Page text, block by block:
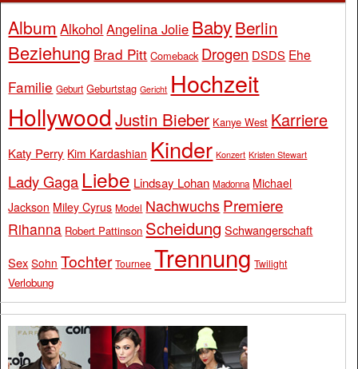
Album Alkohol Angelina Jolie BabyBerlin
Beziehung Brad Pitt Comeback Drogen DSDS Ehe
Familie Geburt Geburtstag Gericht Hochzeit
Hollywood Justin Bieber Kanye West Karriere
Katy Perry Kim Kardashian Kinder Konzert Kristen Stewart
Lady Gaga Liebe Lindsay Lohan Madonna Michael
Jackson Miley Cyrus Model Nachwuchs Premiere
Rihanna Robert Pattinson Scheidung Schwangerschaft
Sex Sohn Tochter Tournee Trennung Twilight
Verlobung